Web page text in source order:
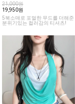
21,000원
19,950원
5북소매로 포멀한 무드를 더해준
분위기있는 컬러감의 티셔츠!